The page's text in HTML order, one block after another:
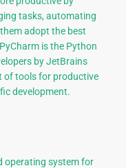
tasks, automating
adopt the best
is the Python
by JetBrains
of tools for productive
development.
operating system for